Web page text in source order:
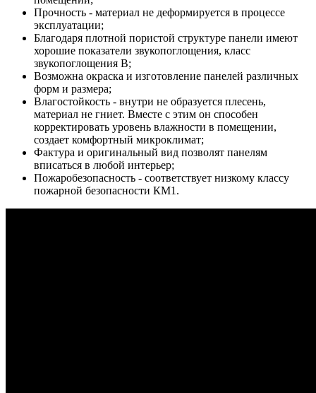
Прочность - материал не деформируется в процессе
эксплуатации;
Благодаря плотной пористой структуре панели имеют
хорошие показатели звукопоглощения, класс
звукопоглощения B;
Возможна окраска и изготовление панелей различных
форм и размера;
Влагостойкость - внутри не образуется плесень,
материал не гниет. Вместе с этим он способен
корректировать уровень влажности в помещении,
создает комфортный микроклимат;
Фактура и оригинальный вид позволят панелям
вписаться в любой интерьер;
Пожаробезопасность - соответствует низкому классу
пожарной безопасности КМ1.